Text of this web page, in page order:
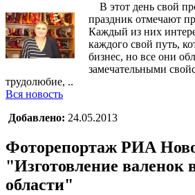
В этот день свой
праздник отмечают
Каждый из них
каждого свой путь,
бизнес, но все они
замечательными
трудолюбие, ..
Вся новость
Добавлено: 24.05.2013
Фоторепортаж РИА
"Изготовление валенок
области"